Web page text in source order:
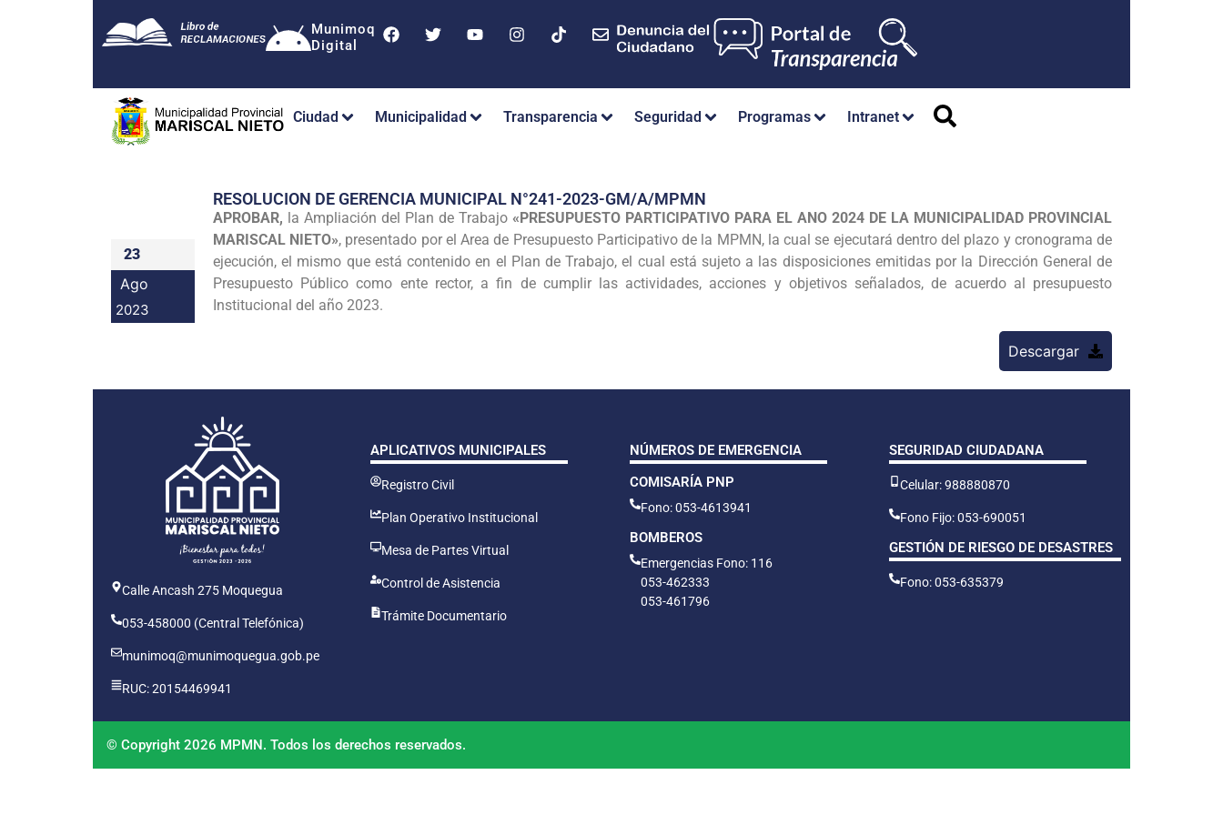
Munimoq
Digital
Ciudad Municipalidad Transparencia Seguridad Programas Intranet
23
Ago
2023
RESOLUCION DE GERENCIA MUNICIPAL N°241-2023-GM/A/MPMN
APROBAR, la Ampliación del Plan de Trabajo «PRESUPUESTO PARTICIPATIVO PARA EL ANO 2024 DE LA MUNICIPALIDAD PROVINCIAL
MARISCAL NIETO», presentado por el Area de Presupuesto Participativo de la MPMN, la cual se ejecutará dentro del plazo y cronograma de
ejecución, el mismo que está contenido en el Plan de Trabajo, el cual está sujeto a las disposiciones emitidas por la Dirección General de
Presupuesto Público como ente rector, a fin de cumplir las actividades, acciones y objetivos señalados, de acuerdo al presupuesto
Institucional del año 2023.
Descargar
Calle Ancash 275 Moquegua
053-458000 (Central Telefónica)
munimoq@munimoquegua.gob.pe
RUC: 20154469941
APLICATIVOS MUNICIPALES
Registro Civil
Plan Operativo Institucional
Mesa de Partes Virtual
Control de Asistencia
Trámite Documentario
NÚMEROS DE EMERGENCIA
COMISARÍA PNP
Fono: 053-4613941
BOMBEROS
Emergencias Fono: 116
053-462333
053-461796
SEGURIDAD CIUDADANA
Celular: 988880870
Fono Fijo: 053-690051
GESTIÓN DE RIESGO DE DESASTRES
Fono: 053-635379
© Copyright 2026 MPMN. Todos los derechos reservados.